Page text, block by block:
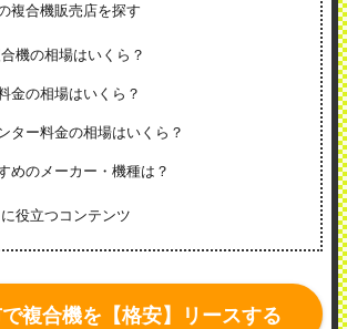
複合機販売店を探す
機の相場はいくら？
金の相場はいくら？
ター料金の相場はいくら？
めのメーカー・機種は？
役立つコンテンツ
複合機を【格安】リースする